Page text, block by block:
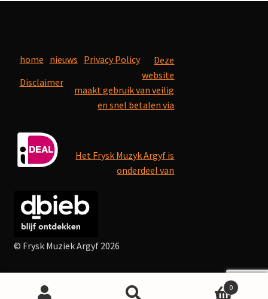
home nieuws Privacy Policy
Disclaimer
Deze
website
maakt gebruik van veilig
en snel betalen via
Het Frysk Muzyk Argyf is
onderdeel van
© Frysk Muziek Argyf 2026
0